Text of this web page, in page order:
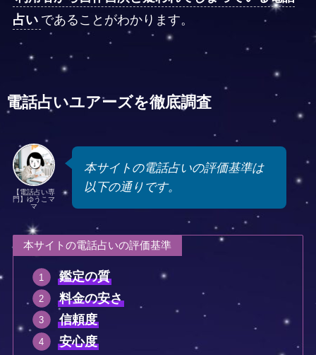
占い であることがわかります。
電話占いユアーズを徹底調査
【電話占い専
門】ゆうこマ
マ
本サイトの電話占いの評価基準は
以下の通りです。
本サイトの電話占いの評価基準
鑑定の質
料金の安さ
信頼度
安心度